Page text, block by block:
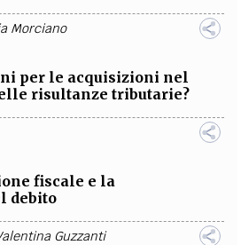
Morciano
per le acquisizioni nel
risultanze tributarie?
fiscale e la
debito
Guzzanti